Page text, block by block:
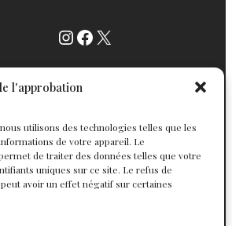
l'approbation
utilisons des technologies telles que les
de votre appareil. Le
de traiter des données telles que votre
uniques sur ce site. Le refus de
avoir un effet négatif sur certaines
Instagram
Facebook
X